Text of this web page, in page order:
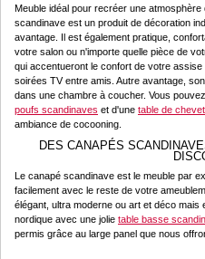
Meuble idéal pour recréer une
scandinave est un produit de décoration
avantage. Il est également pratique,
votre salon ou n'importe quelle pièce de
qui accentueront le confort de votre
soirées TV entre amis. Autre avantage,
dans une chambre à coucher. Vous
poufs scandinaves et d'une table de
ambiance de cocooning.
DES CANAPÉS
Le canapé scandinave est le meuble par
facilement avec le reste de votre
élégant, ultra moderne ou art et déco
nordique avec une jolie table basse
permis grâce au large panel que nous